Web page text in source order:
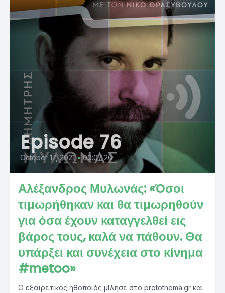
Episode 76
October 17, 2021 • 00:07:26
Αλέξανδρος Μυλωνάς: «Όσοι
τιμωρήθηκαν και θα τιμωρηθούν
για όσα έχουν καταγγελθεί εις
βάρος τους, καλά να πάθουν. Θα
υπάρξει και συνέχεια στο κίνημα
#metoo»
Ο εξαιρετικός ηθοποιός μίλησε στο protothema.gr και